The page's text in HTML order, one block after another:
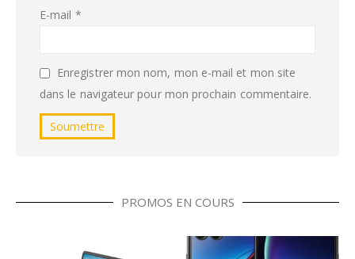
E-mail *
Enregistrer mon nom, mon e-mail et mon site
dans le navigateur pour mon prochain commentaire.
PROMOS EN COURS